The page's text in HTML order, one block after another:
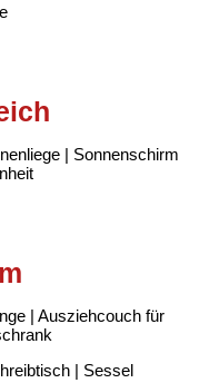
| Sonnenschirm
| Ausziehcouch für
| Sessel